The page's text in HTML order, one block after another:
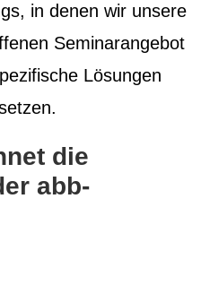
in denen wir unsere
Seminarangebot
Lösungen
die
abb-